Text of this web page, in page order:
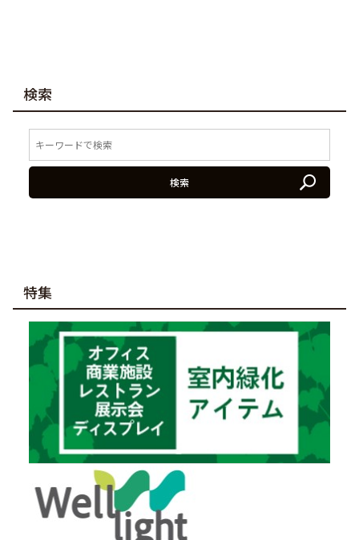
検索
検索
特集